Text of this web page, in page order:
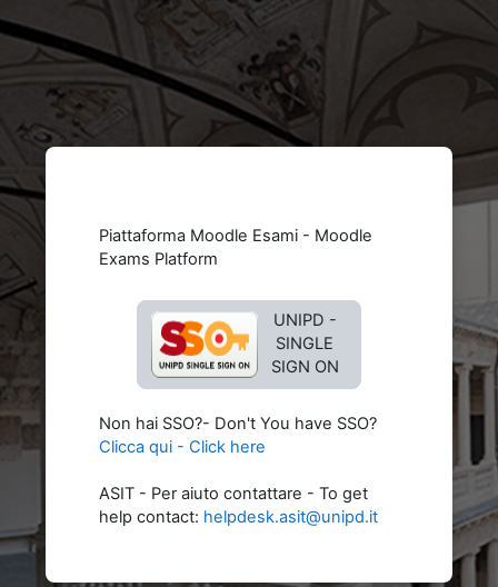
Vai al contenuto principale
Piattaforma Moodle Esami - Moodle
Exams Platform
UNIPD -
SINGLE
SIGN ON
Non hai SSO?- Don't You have SSO?
Clicca qui - Click here
ASIT - Per aiuto contattare - To get
help contact: helpdesk.asit@unipd.it